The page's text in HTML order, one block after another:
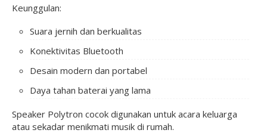
Keunggulan:
Suara jernih dan berkualitas
Konektivitas Bluetooth
Desain modern dan portabel
Daya tahan baterai yang lama
Speaker Polytron cocok digunakan untuk acara keluarga
atau sekadar menikmati musik di rumah.